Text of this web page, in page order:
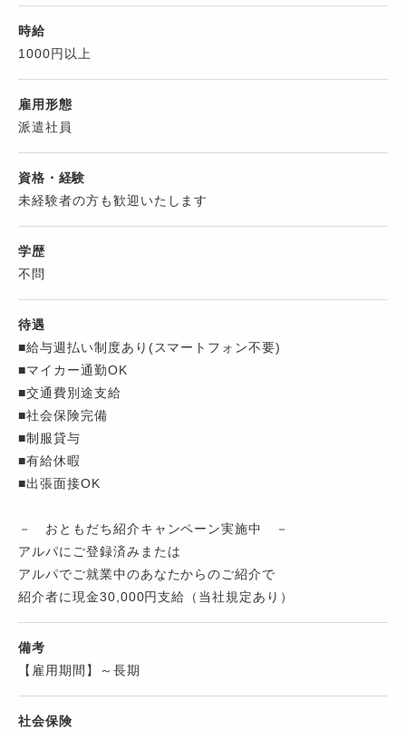
時給
1000円以上
雇用形態
派遣社員
資格・経験
未経験者の方も歓迎いたします
学歴
不問
待遇
■給与週払い制度あり(スマートフォン不要)
■マイカー通勤OK
■交通費別途支給
■社会保険完備
■制服貸与
■有給休暇
■出張面接OK
－ おともだち紹介キャンペーン実施中 －
アルパにご登録済みまたは
アルパでご就業中のあなたからのご紹介で
紹介者に現金30,000円支給（当社規定あり）
備考
【雇用期間】～長期
社会保険